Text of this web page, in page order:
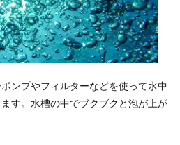
ンプやフィルターなどを使って水中
す。水槽の中でブクブクと泡が上が